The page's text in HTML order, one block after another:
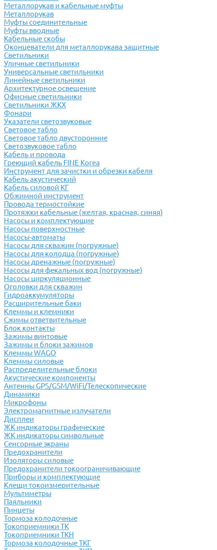
Металлорукав и кабельные муфты
Металлорукав
Муфты соединительные
Муфты вводные
Кабельные скобы
Оконцеватели для металлорукава защитные
Светильники
Уличные светильники
Универсальные светильники
Линейные светильники
Архитектурное освещение
Офисные светильники
Светильники ЖКХ
Фонари
Указатели светозвуковые
Световое табло
Световое табло двусторонние
Светозвуковое табло
Кабель и провода
Греющий кабель FINE Korea
Инструмент для зачистки и обрезки кабеля
Кабель акустический
Кабель силовой КГ
Обжимной инструмент
Провода термостойкие
Протяжки кабельные (желтая, красная, синяя)
Насосы и комплектующие
Насосы поверхностные
Насосы-автоматы
Насосы для скважин (погружные)
Насосы для колодца (погружные)
Насосы дренажные (погружные)
Насосы для фекальных вод (погружные)
Насосы циркуляционные
Оголовки для скважин
Гидроаккумуляторы
Расширительные баки
Клеммы и клемники
Cжимы ответвительные
Блок контакты
Зажимы винтовые
Зажимы и блоки зажимов
Клеммы WAGO
Клеммы силовые
Распределительные блоки
Акустические компоненты
Антенны GPS/GSM/WiFi/Телескопические
Динамики
Микрофоны
Электромагнитные излучатели
Дисплеи
ЖК индикаторы графические
ЖК индикаторы символьные
Сенсорные экраны
Предохранители
Изоляторы силовые
Предохранители токоограничивающие
Приборы и комплектующие
Клещи токоизмерительные
Мультиметры
Паяльники
Пинцеты
Тормоза колодочные
Токоприемники ТК
Токоприемники ТКН
Тормоза колодочные ТКГ